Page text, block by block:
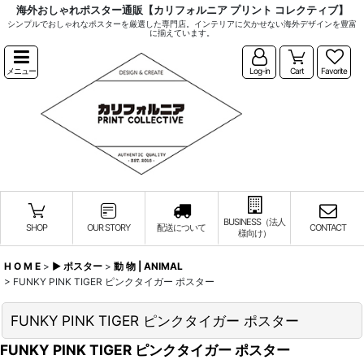
海外おしゃれポスター通販【カリフォルニア プリント コレクティブ】
シンプルでおしゃれなポスターを厳選した専門店。インテリアに欠かせない海外デザインを豊富
に揃えています。
メニュー Log-in Cart Favorite
SHOP OUR STORY 配送について
BUSINESS（法人
様向け）
CONTACT
H O M E > ▶︎ ポスター > 動 物 | ANIMAL
> FUNKY PINK TIGER ピンクタイガー ポスター
FUNKY PINK TIGER ピンクタイガー ポスター
FUNKY PINK TIGER ピンクタイガー ポスター